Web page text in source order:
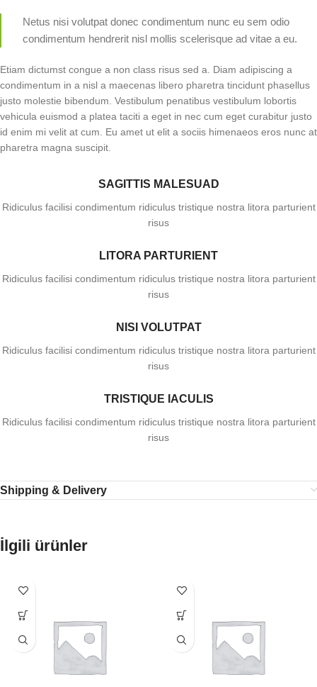
Netus nisi volutpat donec condimentum nunc eu sem odio
condimentum hendrerit nisl mollis scelerisque ad vitae a eu.
Etiam dictumst congue a non class risus sed a. Diam adipiscing a
condimentum in a nisl a maecenas libero pharetra tincidunt phasellus
justo molestie bibendum. Vestibulum penatibus vestibulum lobortis
vehicula euismod a platea taciti a eget in nec cum eget curabitur justo
id enim mi velit at cum. Eu amet ut elit a sociis himenaeos eros nunc at
pharetra magna suscipit.
SAGITTIS MALESUAD
Ridiculus facilisi condimentum ridiculus tristique nostra litora parturient
risus
LITORA PARTURIENT
Ridiculus facilisi condimentum ridiculus tristique nostra litora parturient
risus
NISI VOLUTPAT
Ridiculus facilisi condimentum ridiculus tristique nostra litora parturient
risus
TRISTIQUE IACULIS
Ridiculus facilisi condimentum ridiculus tristique nostra litora parturient
risus
Shipping & Delivery
İlgili ürünler